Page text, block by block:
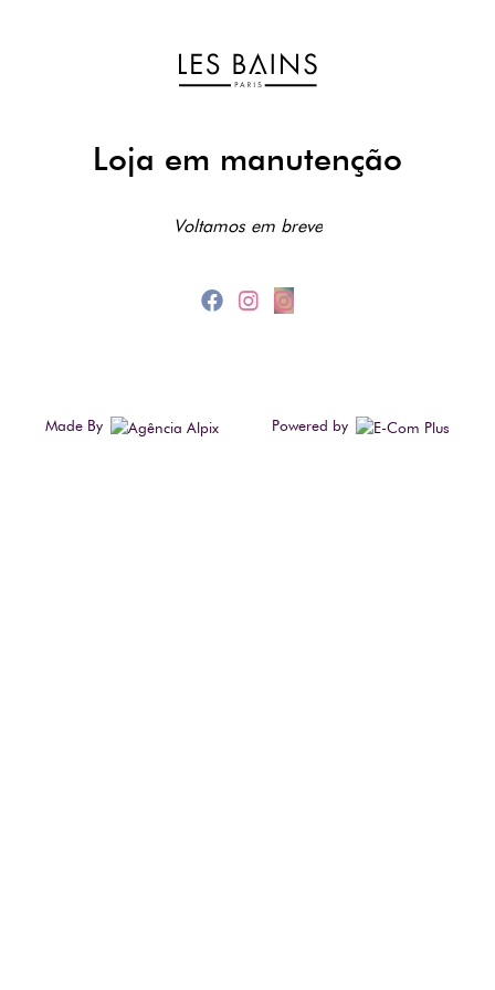
Loja em manutenção
Voltamos em breve
Made By Powered by